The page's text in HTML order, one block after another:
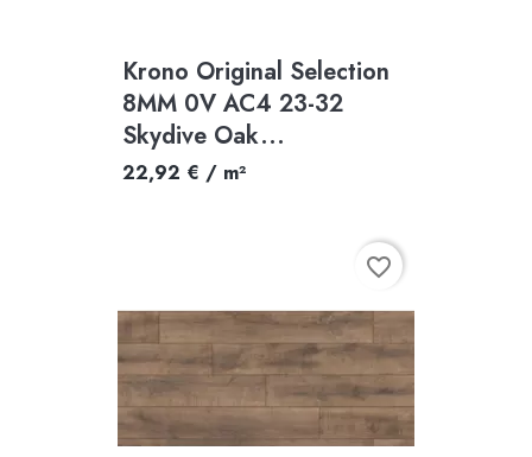
Krono Original Selection
8MM 0V AC4 23-32
Skydive Oak...
22,92 € / m²
favorite_border